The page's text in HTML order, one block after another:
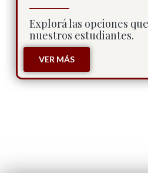
Explorá las opciones
nuestros estudiantes.
VER MÁS
Derecho